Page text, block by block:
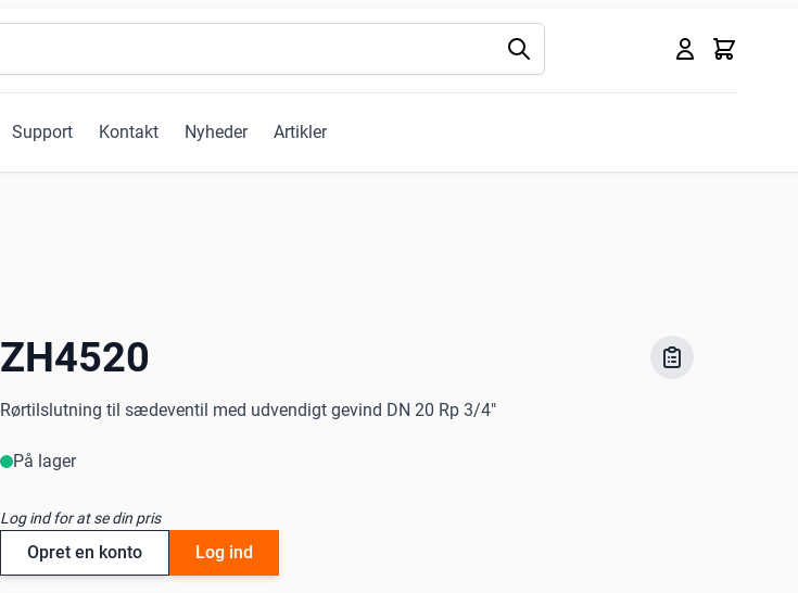
Support Kontakt Nyheder Artikler
Kurv
ZH4520
Rørtilslutning til sædeventil med udvendigt gevind DN 20 Rp 3/4"
På lager
Log ind for at se din pris
Opret en konto Log ind